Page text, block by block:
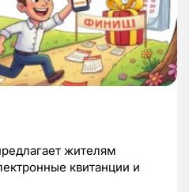
жителям
квитанции и